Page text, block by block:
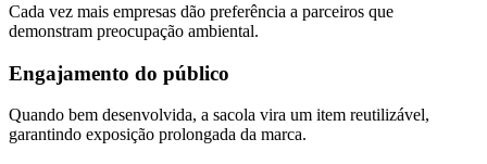
Cada vez mais empresas dão preferência a parceiros que
demonstram preocupação ambiental.
Engajamento do público
Quando bem desenvolvida, a sacola vira um item reutilizável,
garantindo exposição prolongada da marca.